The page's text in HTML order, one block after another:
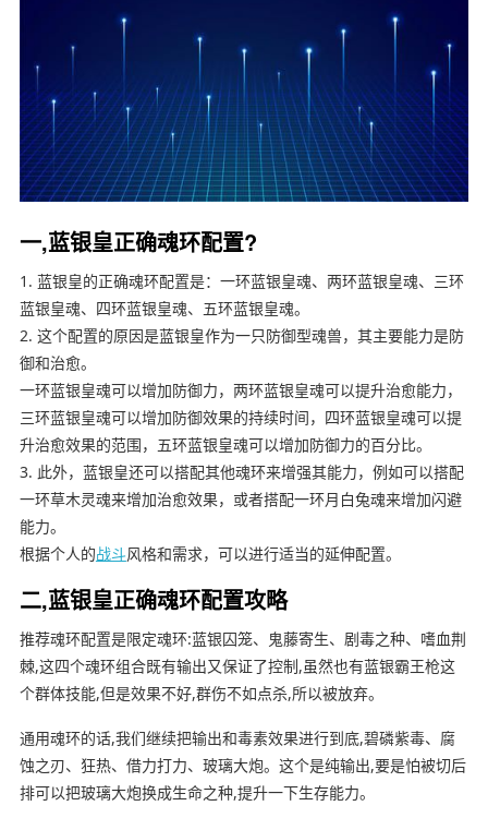
一,蓝银皇正确魂环配置?
1. 蓝银皇的正确魂环配置是：一环蓝银皇魂、两环蓝银皇魂、三环
蓝银皇魂、四环蓝银皇魂、五环蓝银皇魂。
2. 这个配置的原因是蓝银皇作为一只防御型魂兽，其主要能力是防
御和治愈。
一环蓝银皇魂可以增加防御力，两环蓝银皇魂可以提升治愈能力，
三环蓝银皇魂可以增加防御效果的持续时间，四环蓝银皇魂可以提
升治愈效果的范围，五环蓝银皇魂可以增加防御力的百分比。
3. 此外，蓝银皇还可以搭配其他魂环来增强其能力，例如可以搭配
一环草木灵魂来增加治愈效果，或者搭配一环月白兔魂来增加闪避
能力。
根据个人的战斗风格和需求，可以进行适当的延伸配置。
二,蓝银皇正确魂环配置攻略
推荐魂环配置是限定魂环:蓝银囚笼、鬼藤寄生、剧毒之种、嗜血荆
棘,这四个魂环组合既有输出又保证了控制,虽然也有蓝银霸王枪这
个群体技能,但是效果不好,群伤不如点杀,所以被放弃。
通用魂环的话,我们继续把输出和毒素效果进行到底,碧磷紫毒、腐
蚀之刃、狂热、借力打力、玻璃大炮。这个是纯输出,要是怕被切后
排可以把玻璃大炮换成生命之种,提升一下生存能力。